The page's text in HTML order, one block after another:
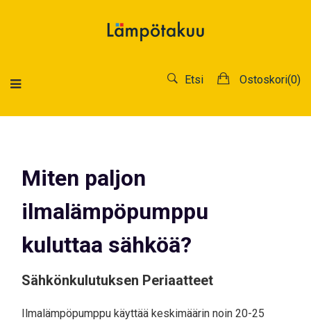
Ostoskori(0)
Etsi
Miten paljon
ilmalämpöpumppu
kuluttaa sähköä?
Sähkönkulutuksen Periaatteet
Ilmalämpöpumppu käyttää keskimäärin noin 20-25